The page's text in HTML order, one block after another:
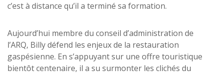
c’est à distance qu’il a terminé sa formation.
Aujourd’hui membre du conseil d’administration de
l’ARQ, Billy défend les enjeux de la restauration
gaspésienne. En s’appuyant sur une offre touristique
bientôt centenaire, il a su surmonter les clichés du